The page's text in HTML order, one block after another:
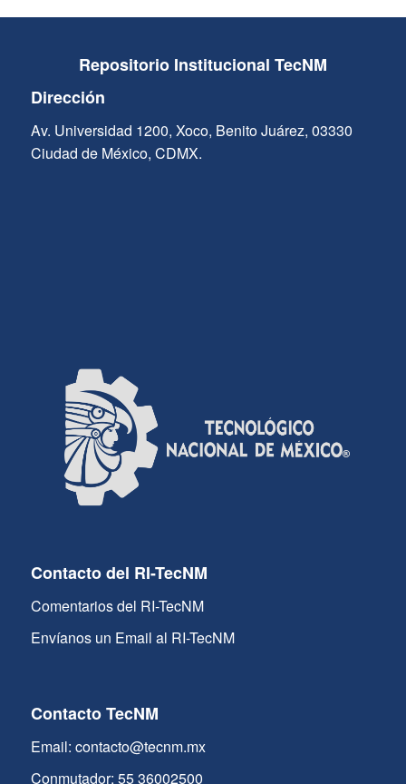
Repositorio Institucional TecNM
Dirección
Av. Universidad 1200, Xoco, Benito Juárez, 03330
Ciudad de México, CDMX.
Contacto del RI-TecNM
Comentarios del RI-TecNM
Envíanos un Email al RI-TecNM
Contacto TecNM
Email: contacto@tecnm.mx
Conmutador: 55 36002500